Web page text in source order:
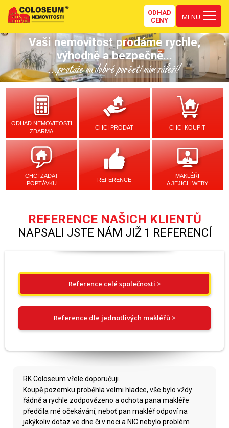
ODHAD
CENY
MENU
Vaši nemovitost prodáme rychle,
výhodně a bezpečně...
...protože na dobré pověsti nám záleží!
ODHAD NEMOVITOSTI
ZDARMA
CHCI PRODAT CHCI KOUPIT
CHCI ZADAT
POPTÁVKU
REFERENCE
MAKLÉŘI
A JEJICH WEBY
REFERENCE NAŠICH KLIENTŮ
NAPSALI JSTE NÁM JIŽ 1 REFERENCÍ
Reference celé společnosti >
Reference dle jednotlivých makléřů >
RK Coloseum vřele doporučuji.
Koupě pozemku proběhla velmi hladce, vše bylo vždy
řádně a rychle zodpovězeno a ochota pana makléře
předčila mé očekávání, neboť pan makléř odpoví na
jakýkoliv dotaz ve dne či v noci a NIC nebylo problém